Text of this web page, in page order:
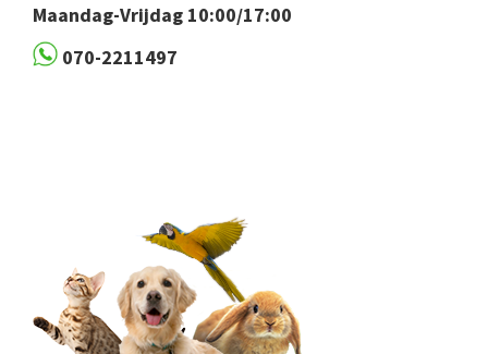
Maandag-Vrijdag 10:00/17:00
070-2211497